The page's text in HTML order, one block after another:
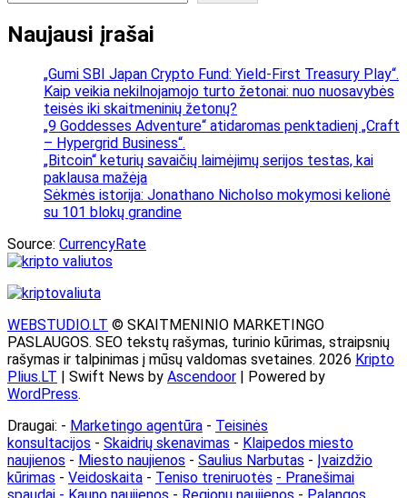
Naujausi įrašai
„Gumi SBI Japan Crypto Fund: Yield-First Treasury Play“.
Kaip veikia nekilnojamojo turto žetonai: nuo nuosavybės
teisės iki skaitmeninių žetonų?
„9 Goddesses Adventure“ atidaromas penktadienį „Craft
– Hypergrid Business“.
„Bitcoin“ keturių savaičių laimėjimų serijos testas, kai
paklausa mažėja
Sėkmės istorija: Jonathano Nicholso mokymosi kelionė
su 101 blokų grandine
Source: CurrencyRate
WEBSTUDIO.LT © SKAITMENINIO MARKETINGO
PASLAUGOS. SEO tekstų rašymas, turinio kūrimas, straipsnių
rašymas ir talpinimas į mūsų valdomas svetaines. 2026 Kripto
Plius.LT | Swift News by Ascendoor | Powered by
WordPress.
Draugai: - Marketingo agentūra - Teisinės
konsultacijos - Skaidrių skenavimas - Klaipedos miesto
naujienos - Miesto naujienos - Saulius Narbutas - Įvaizdžio
kūrimas - Veidoskaita - Teniso treniruotės - Pranešimai